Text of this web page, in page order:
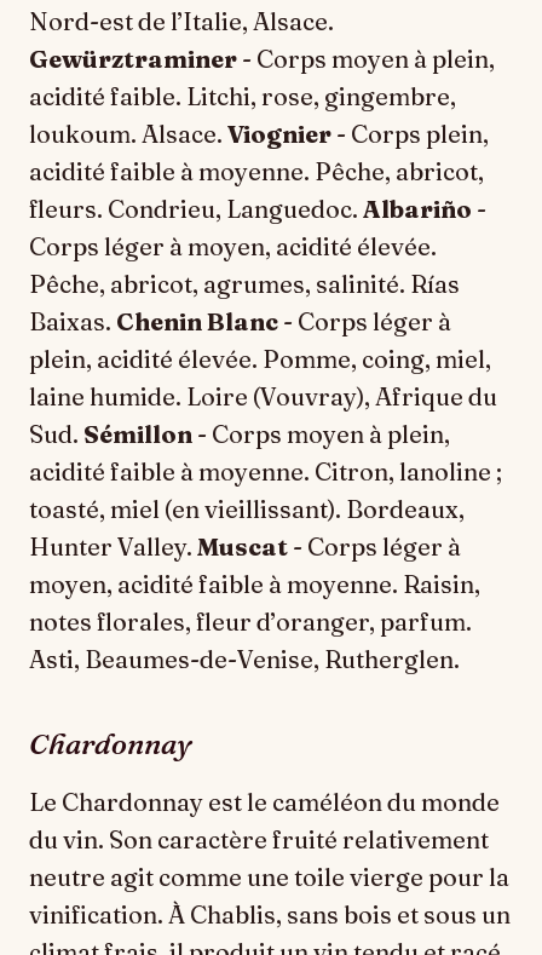
Nord-est de l’Italie, Alsace.
Gewürztraminer - Corps moyen à plein,
acidité faible. Litchi, rose, gingembre,
loukoum. Alsace. Viognier - Corps plein,
acidité faible à moyenne. Pêche, abricot,
fleurs. Condrieu, Languedoc. Albariño -
Corps léger à moyen, acidité élevée.
Pêche, abricot, agrumes, salinité. Rías
Baixas. Chenin Blanc - Corps léger à
plein, acidité élevée. Pomme, coing, miel,
laine humide. Loire (Vouvray), Afrique du
Sud. Sémillon - Corps moyen à plein,
acidité faible à moyenne. Citron, lanoline ;
toasté, miel (en vieillissant). Bordeaux,
Hunter Valley. Muscat - Corps léger à
moyen, acidité faible à moyenne. Raisin,
notes florales, fleur d’oranger, parfum.
Asti, Beaumes-de-Venise, Rutherglen.
Chardonnay
Le Chardonnay est le caméléon du monde
du vin. Son caractère fruité relativement
neutre agit comme une toile vierge pour la
vinification. À Chablis, sans bois et sous un